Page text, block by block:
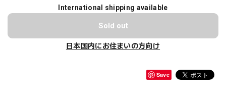
International shipping available
Sold out
日本国内にお住まいの方向け
Save